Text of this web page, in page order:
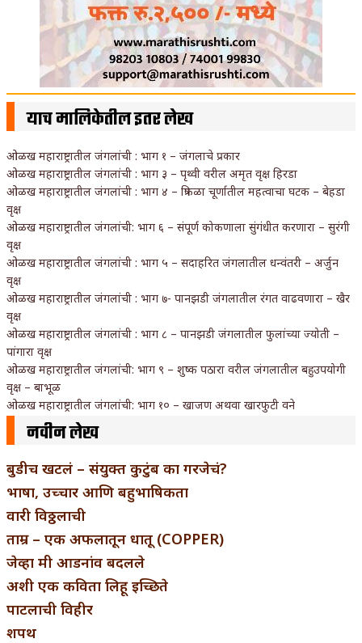
याच मालिकेतील इतर लेख
ओळख महाराष्ट्रातील जंगलांची : भाग १ – जंगलाचे प्रकार
ओळख महाराष्ट्रातील जंगलांची : भाग ३ – पृथ्वी वरील अमृत वृक्ष हिरडा
ओळख महाराष्ट्रातील जंगलांची : भाग ४ – त्रिफळा चूर्णातील महत्वाचा घटक – बेहडा
वृक्ष
ओळख महाराष्ट्रातील जंगलांची: भाग ६ – संपूर्ण कोकणाला सुंगंधीत करणारा – सुरंगी
वृक्ष
ओळख महाराष्ट्रातील जंगलांची : भाग ५ – सदाहरित जंगलातील धन्वंतरी – अर्जुन
वृक्ष
ओळख महाराष्ट्रातील जंगलांची : भाग ७- पानझडी जंगलातील रंगत वाढवणारा – खैर
वृक्ष
ओळख महाराष्ट्रातील जंगलांची : भाग ८ – पानझडी जंगलातील फुलांच्या ज्योती –
पांगारा वृक्ष
ओळख महाराष्ट्रातील जंगलांची: भाग ९ – शुष्क पठारा वरील जंगलातील बहुउपयोगी
वृक्ष – बाभूळ
ओळख महाराष्ट्रातील जंगलांची: भाग १० – खाजण अथवा खारफुटी वने
नवीन लेख
बुडीच खटलं – संयुक्त कुटुंब का गरजेचं?
भाषा, उच्चार आणि बहुभाषिकता
वारी विठ्ठलाची
ताम्र – एक अफलातून धातू (COPPER)
जेव्हा मी आडनांव बदलले
अशी एक कविता लिहू इच्छिते
पाटलाची विहीर
शपथ